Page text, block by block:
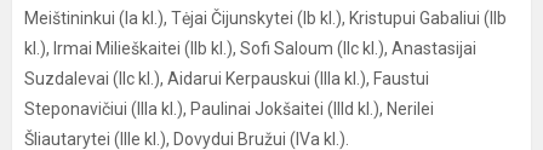
Meištininkui (Ia kl.), Tėjai Čijunskytei (Ib kl.), Kristupui Gabaliui (IIb
kl.), Irmai Milieškaitei (IIb kl.), Sofi Saloum (IIc kl.), Anastasijai
Suzdalevai (IIc kl.), Aidarui Kerpauskui (IIIa kl.), Faustui
Steponavičiui (IIIa kl.), Paulinai Jokšaitei (IIId kl.), Nerilei
Šliautarytei (IIIe kl.), Dovydui Bružui (IVa kl.).